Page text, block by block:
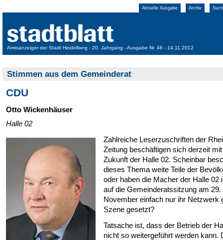
Aktuelle Ausgabe Archiv
Amtsanzeiger der Stadt Heidelberg - 20. Jahrgang - Ausgabe Nr. 46 - 14.11.2012
Stimmen aus dem Gemeinderat
CDU
Otto Wickenhäuser
Halle 02
Zahlreiche Leserzuschriften der
Zeitung beschäftigen sich derzeit
Zukunft der Halle 02. Scheinbar
dieses Thema weite Teile der
oder haben die Macher der Halle 02
auf die Gemeinderatssitzung am 29.
November einfach nur ihr Netzwerk
Szene gesetzt?
Tatsache ist, dass der Betrieb der
nicht so weitergeführt werden kann.